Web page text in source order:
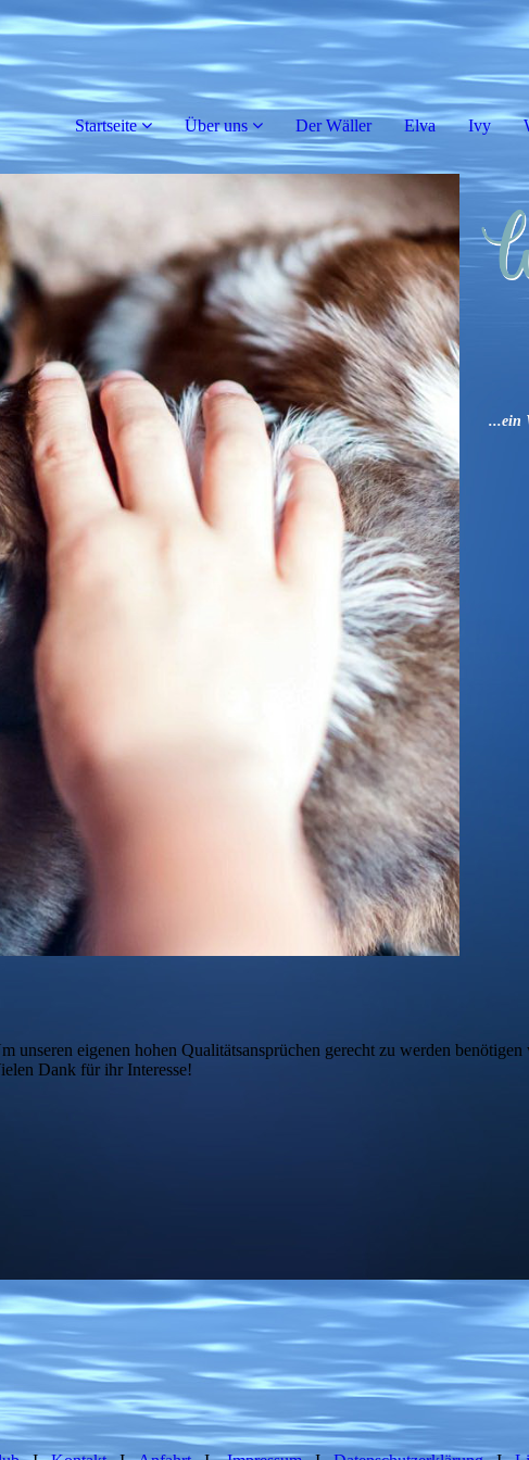
Startseite Über uns Der Wäller Elva Ivy
...ein
unseren eigenen hohen Qualitätsansprüchen gerecht zu werden
Dank für ihr Interesse!